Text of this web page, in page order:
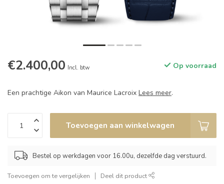
€2.400,00 Incl. btw Op voorraad
Een prachtige Aikon van Maurice Lacroix Lees meer.
Toevoegen aan winkelwagen
Bestel op werkdagen voor 16.00u, dezelfde dag verstuurd.
Toevoegen om te vergelijken Deel dit product